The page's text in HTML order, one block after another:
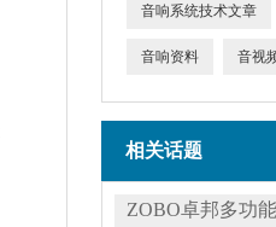
音响系统技术文章
音响资料 音视
相关话题
ZOBO卓邦多功